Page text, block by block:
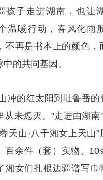
孩子走进湖南，也让
温暖行动，春风化雨
不再是书本上的颜色，
的共同基因。
冲的红太阳到吐鲁番
从未熄灭。”走进由湖
天山·八千湘女上天山
百余件（套）实物、10
湘女们扎根边疆谱写巾